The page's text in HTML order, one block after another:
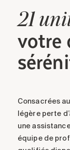
21
votre
Consacrées
légère perte
une
équipe de